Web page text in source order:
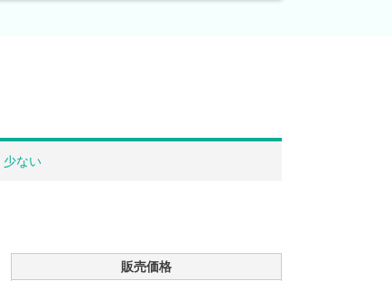
少ない
販売価格